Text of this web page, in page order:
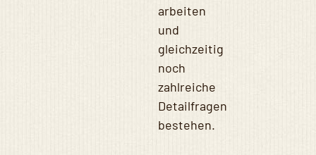
arbeiten
und
gleichzeitig
noch
zahlreiche
Detailfragen
bestehen.